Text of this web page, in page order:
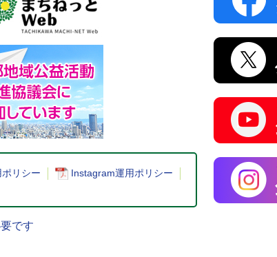
リシー
Instagram運用ポリシー
です